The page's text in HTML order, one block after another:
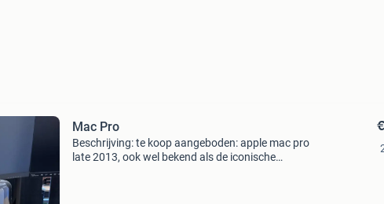
Mac Pro
Beschrijving: te koop aangeboden: apple mac pro
late 2013, ook wel bekend als de iconische